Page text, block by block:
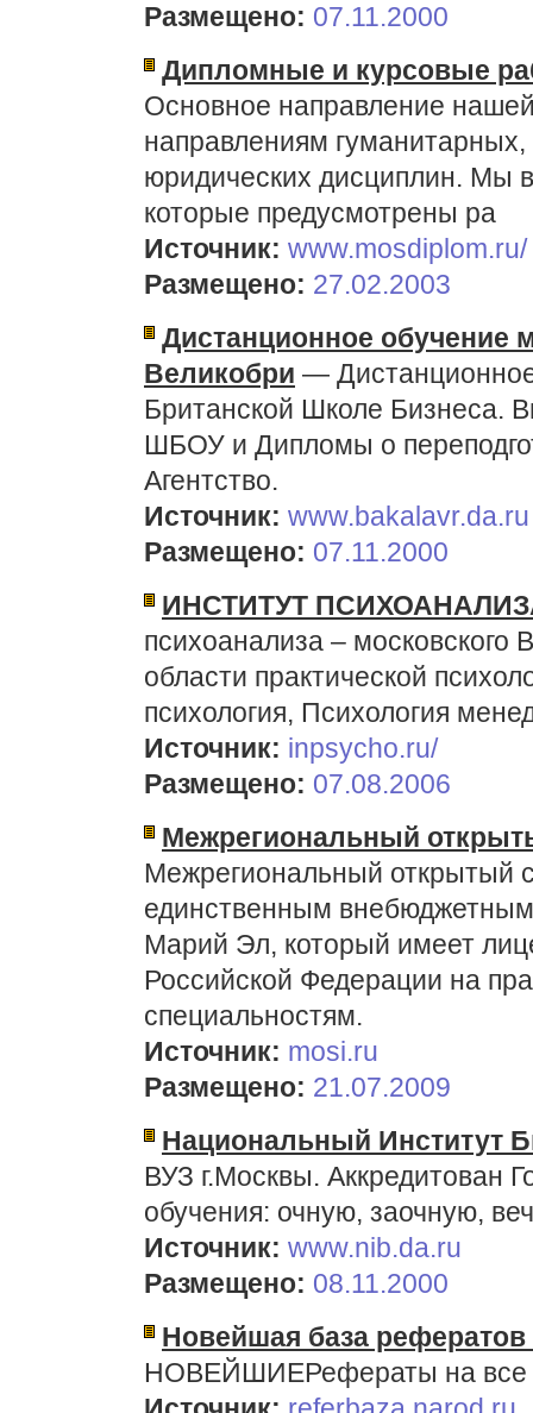
Размещено: 07.11.2000
Дипломные и курсовые
Основное направление
направлениям
юридических дисциплин. Мы
которые предусмотрены ра
Источник: www.mosdiplom.ru/
Размещено: 27.02.2003
Дистанционное обучение
Великобри —
Британской Школе Бизнеса.
ШБОУ и Дипломы о
Агентство.
Источник: www.bakalavr.da.ru
Размещено: 07.11.2000
ИНСТИТУТ
психоанализа –
области практической
психология, Психология
Источник: inpsycho.ru/
Размещено: 07.08.2006
Межрегиональный
Межрегиональный открытый
единственным
Марий Эл, который имеет
Российской Федерации на
специальностям.
Источник: mosi.ru
Размещено: 21.07.2009
Национальный Институт
ВУЗ г.Москвы. Аккредитован
обучения: очную, заочную,
Источник: www.nib.da.ru
Размещено: 08.11.2000
Новейшая база
НОВЕЙШИЕРефераты на все